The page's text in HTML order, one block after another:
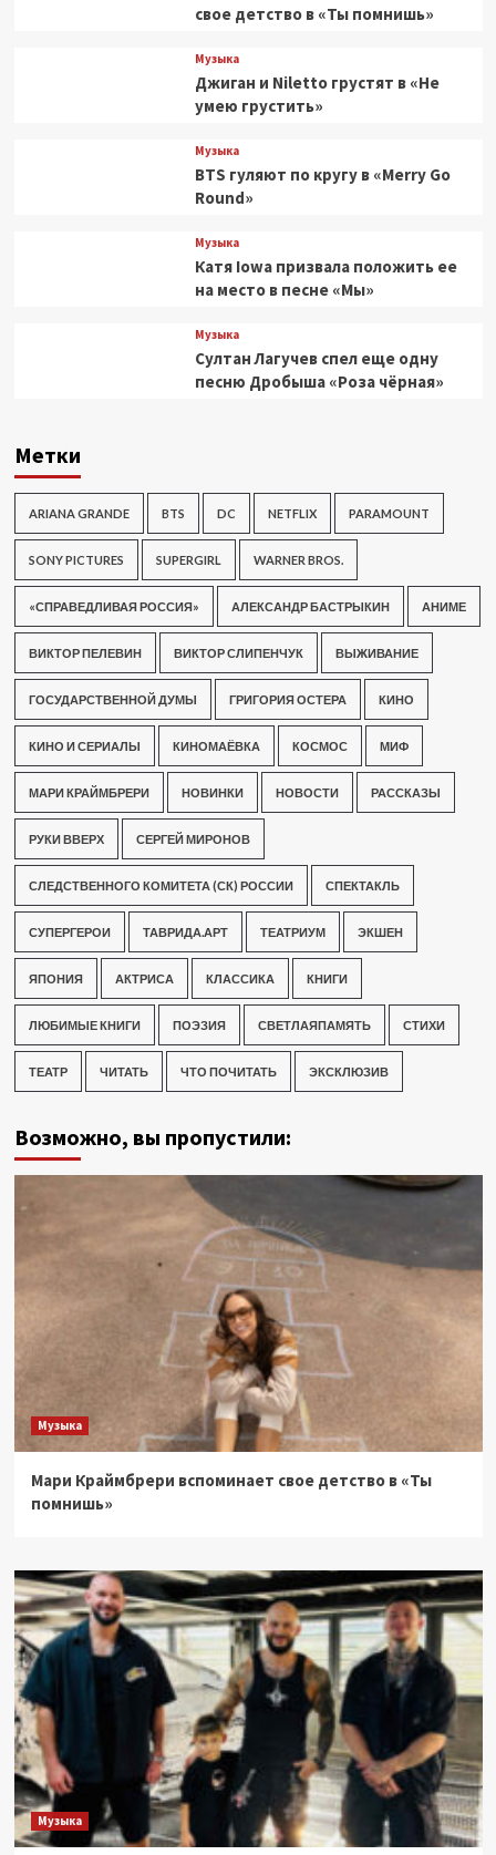
свое детство в «Ты помнишь»
Музыка
Джиган и Niletto грустят в «Не
умею грустить»
Музыка
BTS гуляют по кругу в «Merry Go
Round»
Музыка
Катя Iowa призвала положить ее
на место в песне «Мы»
Музыка
Султан Лагучев спел еще одну
песню Дробыша «Роза чёрная»
Метки
ARIANA GRANDE BTS DC NETFLIX PARAMOUNT
SONY PICTURES SUPERGIRL WARNER BROS.
«СПРАВЕДЛИВАЯ РОССИЯ» АЛЕКСАНДР БАСТРЫКИН АНИМЕ
ВИКТОР ПЕЛЕВИН ВИКТОР СЛИПЕНЧУК ВЫЖИВАНИЕ
ГОСУДАРСТВЕННОЙ ДУМЫ ГРИГОРИЯ ОСТЕРА КИНО
КИНО И СЕРИАЛЫ КИНОМАЁВКА КОСМОС МИФ
МАРИ КРАЙМБРЕРИ НОВИНКИ НОВОСТИ РАССКАЗЫ
РУКИ ВВЕРХ СЕРГЕЙ МИРОНОВ
СЛЕДСТВЕННОГО КОМИТЕТА (СК) РОССИИ СПЕКТАКЛЬ
СУПЕРГЕРОИ ТАВРИДА.АРТ ТЕАТРИУМ ЭКШЕН
ЯПОНИЯ АКТРИСА КЛАССИКА КНИГИ
ЛЮБИМЫЕ КНИГИ ПОЭЗИЯ СВЕТЛАЯПАМЯТЬ СТИХИ
ТЕАТР ЧИТАТЬ ЧТО ПОЧИТАТЬ ЭКСКЛЮЗИВ
Возможно, вы пропустили:
Музыка
Мари Краймбрери вспоминает свое детство в «Ты
помнишь»
Музыка